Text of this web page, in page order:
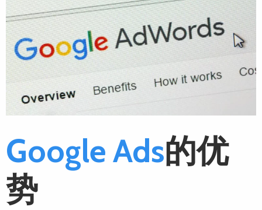
Google Ads的优
势